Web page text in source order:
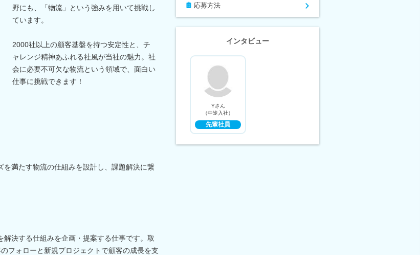
野にも、「物流」という強みを用いて挑戦し
ています。
2000社以上の顧客基盤を持つ安定性と、チ
ャレンジ精神あふれる社風が当社の魅力。社
会に必要不可欠な物流という領域で、面白い
仕事に挑戦できます！
満たす物流の仕組みを設計し、課題解決に繋
決する仕組みを企画・提案する仕事です。取
フォローと新規プロジェクトで顧客の成長を支
応募方法
インタビュー
Yさん
（中途入社）
先輩社員